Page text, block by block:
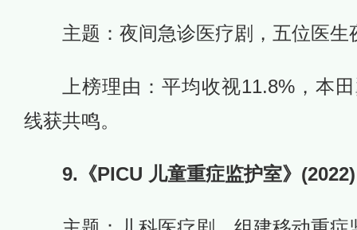
主题：夜间急诊医疗剧，五位医生
上榜理由：平均收视11.8%，本
线获共鸣。
9.《PICU 儿童重症监护室》(2022)